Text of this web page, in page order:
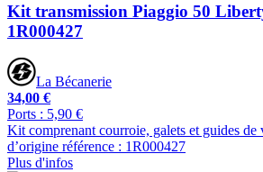
Kit transmission Piaggio 50
1R000427
La Bécanerie
34,00 €
Ports : 5,90 €
Kit comprenant courroie, galets et guides de
d’origine référence : 1R000427
Plus d'infos